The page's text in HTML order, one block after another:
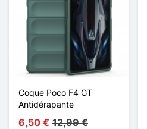
Coque Poco F4 GT
Antidérapante
6,50 € 12,99 €